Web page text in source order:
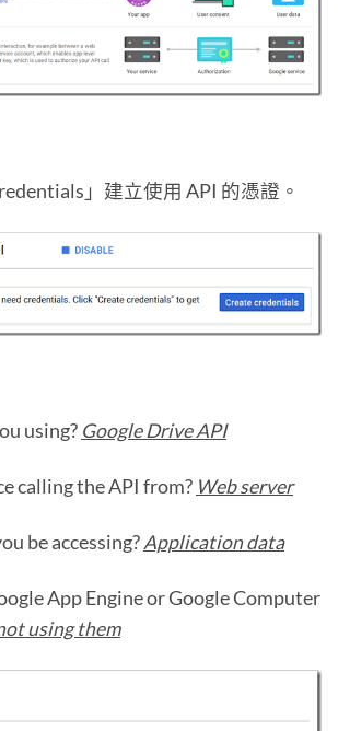
」建立使用 API 的憑證。
using? Google Drive API
calling the API from? Web server
be accessing?Application data
App Engine or Google Computer
using them